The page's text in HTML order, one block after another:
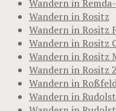
Wandern in
Wandern in Rositz
Wandern in Rositz
Wandern in Rositz
Wandern in Rositz
Wandern in Rositz
Wandern in
Wandern in